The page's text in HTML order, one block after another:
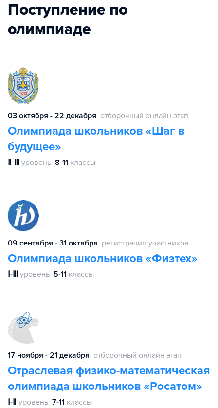
Поступление по
олимпиаде
03 октября - 22 декабря отборочный онлайн этап
Олимпиада школьников «Шаг в
будущее»
Ⅱ-Ⅲ уровень 8-11 классы
09 сентября - 31 октября регистрация участников
Олимпиада школьников «Физтех»
Ⅰ-Ⅲ уровень 5-11 классы
17 ноября - 21 декабря отборочный онлайн этап
Отраслевая физико-математическая
олимпиада школьников «Росатом»
Ⅰ-Ⅱ уровень 7-11 классы